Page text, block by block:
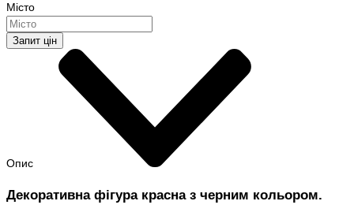
Місто
Запит цін
Опис
Декоративна фігура красна з черним кольором.